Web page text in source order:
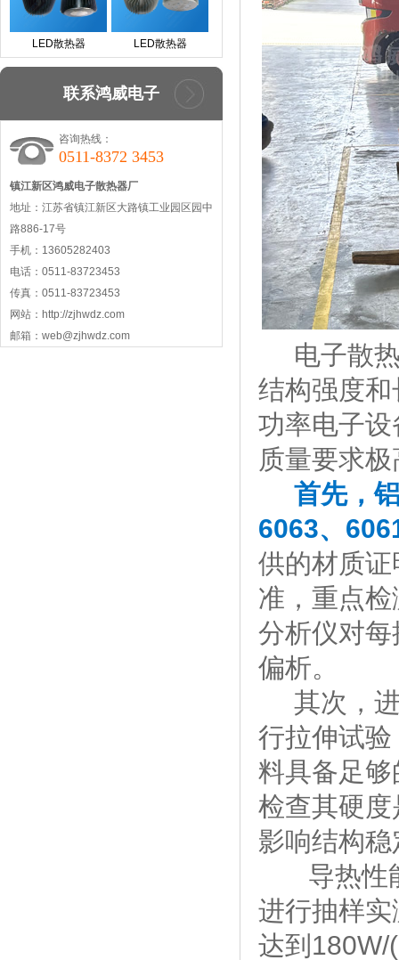
LED散热器 LED散热器
联系鸿威电子
咨询热线：
0511-8372 3453
镇江新区鸿威电子散热器厂
地址：江苏省镇江新区大路镇工业园区园中
路886-17号
手机：13605282403
电话：0511-83723453
传真：0511-83723453
网站：http://zjhwdz.com
邮箱：web@zjhwdz.com
电子散热
结构强度
功率电子
质量要求
首先，
6063、
供的材质
准，重点
分析仪对
偏析。
其次，进
行拉伸试
料具备足
检查其硬
影响结构
导热性能
进行抽样
达到180W/